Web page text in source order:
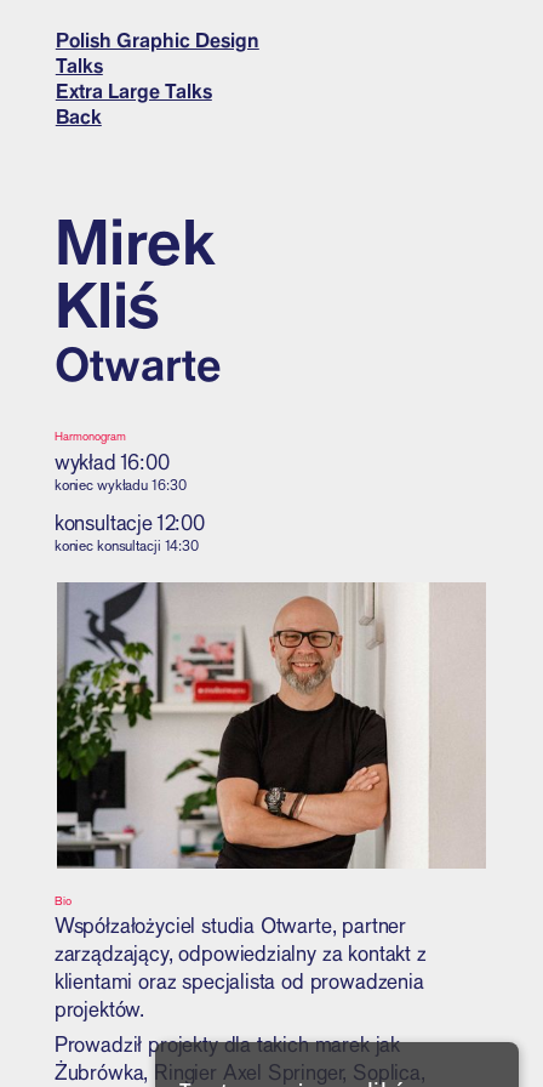
Polish Graphic Design
Talks
Extra Large Talks
Back
Mirek
Kliś
Otwarte
Harmonogram
wykład16:00
koniec wykładu 16:30
konsultacje12:00
koniec konsultacji 14:30
Bio
Współzałożyciel studia Otwarte, partner
zarządzający, odpowiedzialny za kontakt z
klientami oraz specjalista od prowadzenia
projektów.
Prowadził projekty dla takich marek jak
Żubrówka, Ringier Axel Springer, Soplica,